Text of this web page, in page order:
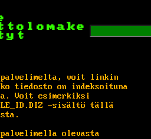
voit linkin
tiedosto on indeksoituna
Voit esimerkiksi
-sisältö tällä
palvelimella olevasta